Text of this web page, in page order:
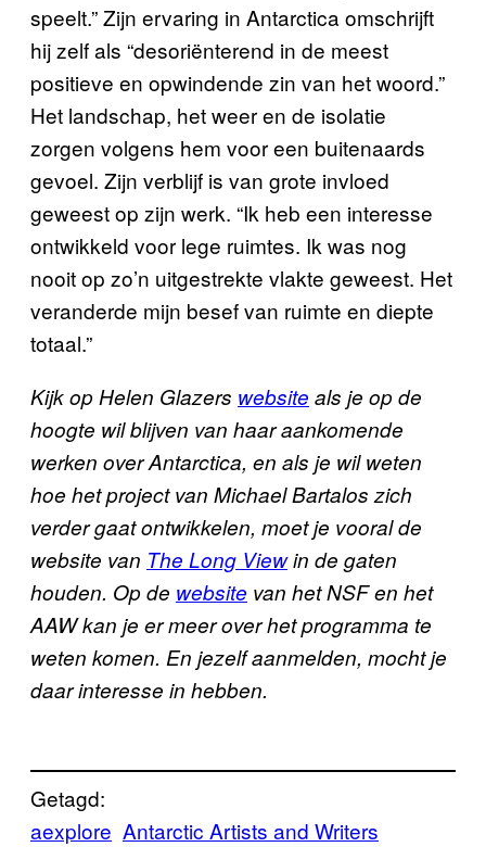
speelt.” Zijn ervaring in Antarctica omschrijft
hij zelf als “desoriënterend in de meest
positieve en opwindende zin van het woord.”
Het landschap, het weer en de isolatie
zorgen volgens hem voor een buitenaards
gevoel. Zijn verblijf is van grote invloed
geweest op zijn werk. “Ik heb een interesse
ontwikkeld voor lege ruimtes. Ik was nog
nooit op zo’n uitgestrekte vlakte geweest. Het
veranderde mijn besef van ruimte en diepte
totaal.”
Kijk op Helen Glazers website als je op de
hoogte wil blijven van haar aankomende
werken over Antarctica, en als je wil weten
hoe het project van Michael Bartalos zich
verder gaat ontwikkelen, moet je vooral de
website van The Long Viewin de gaten
houden. Op de website van het NSF en het
AAW kan je er meer over het programma te
weten komen. En jezelf aanmelden, mocht je
daar interesse in hebben.
Getagd:
aexplore Antarctic Artists and Writers